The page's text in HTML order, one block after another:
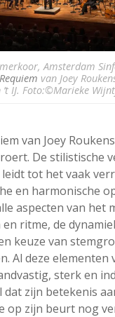
Amsterdam
Requiem van Joey
IJ. Foto:©Marieke
van Joey
De stilistische
tot het vaak
en harmonische
aspecten van het
ritme, de
keuze van
Al deze elementen
sterk en
dat zijn betekenis
op zijn beurt nog